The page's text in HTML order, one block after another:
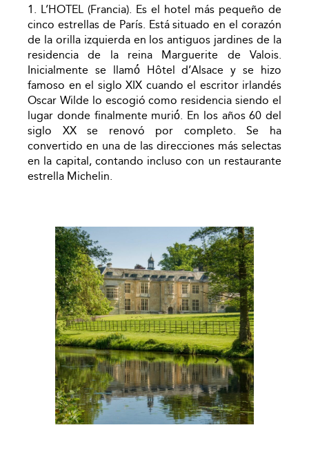
1. L’HOTEL (Francia). Es el hotel más pequeño de
cinco estrellas de París. Está situado en el corazón
de la orilla izquierda en los antiguos jardines de la
residencia de la reina Marguerite de Valois.
Inicialmente se llamó́ Hôtel d’Alsace y se hizo
famoso en el siglo XIX cuando el escritor irlandés
Oscar Wilde lo escogió como residencia siendo el
lugar donde finalmente murió́. En los años 60 del
siglo XX se renovó por completo. Se ha
convertido en una de las direcciones más selectas
en la capital, contando incluso con un restaurante
estrella Michelin.